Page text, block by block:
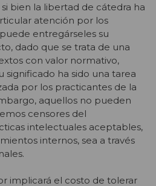
bien la libertad de cátedra ha
atención por los
entregárseles su
dado que se trata de una
con valor normativo,
significado ha sido una tarea
por los practicantes de la
aquellos no pueden
censores del
intelectuales aceptables,
internos, sea a través
implicará el costo de tolerar